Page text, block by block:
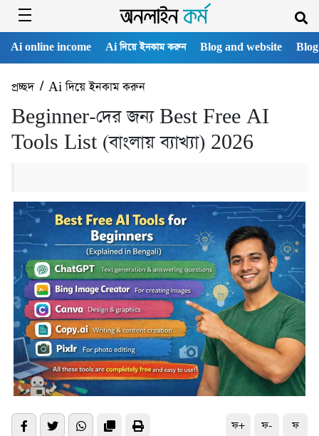
Ai online income Ai দিয়ে ইনকাম করুন Blog and website
প্রচ্ছদ/ Ai দিয়ে ইনকাম করুন
Beginner-দের জন্য Best Free AI
Tools List (বাংলায় ব্যাখ্যা) 2026
ফ+ ফ- ফ